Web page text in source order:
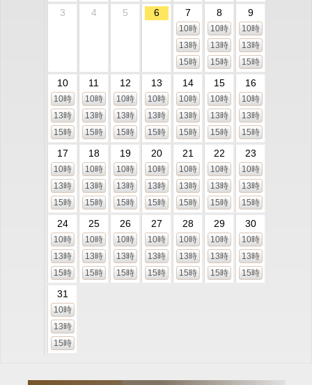
3
4 5 6 7
10時
13時
15時
8
10時
13時
15時
9
10時
13時
15時
10
10時
13時
15時
11
10時
13時
15時
12
10時
13時
15時
13
10時
13時
15時
14
10時
13時
15時
15
10時
13時
15時
16
10時
13時
15時
17
10時
13時
15時
18
10時
13時
15時
19
10時
13時
15時
20
10時
13時
15時
21
10時
13時
15時
22
10時
13時
15時
23
10時
13時
15時
24
10時
13時
15時
25
10時
13時
15時
26
10時
13時
15時
27
10時
13時
15時
28
10時
13時
15時
29
10時
13時
15時
30
10時
13時
15時
31
10時
13時
15時